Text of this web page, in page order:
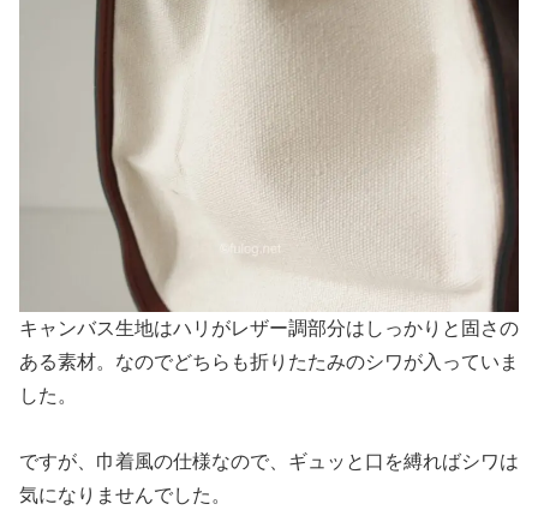
キャンバス生地はハリがレザー調部分はしっかりと固さの
ある素材。なのでどちらも折りたたみのシワが入っていま
した。
ですが、巾着風の仕様なので、ギュッと口を縛ればシワは
気になりませんでした。